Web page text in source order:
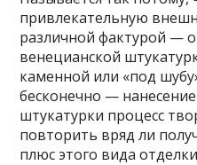
привлекательную
различной фактурой —
венецианской
каменной или «под
бесконечно —
штукатурки процесс
повторить вряд ли
плюс этого вида